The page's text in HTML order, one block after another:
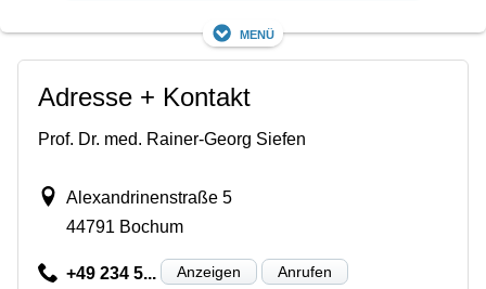
Menü
Adresse + Kontakt
Prof. Dr. med. Rainer-Georg Siefen
Alexandrinenstraße 5
44791 Bochum
+49 234 5... Anzeigen Anrufen